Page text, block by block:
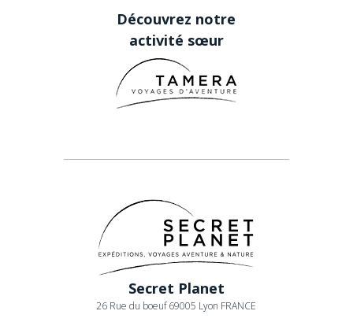
Découvrez notre
activité sœur
Secret Planet
26 Rue du boeuf 69005 Lyon FRANCE